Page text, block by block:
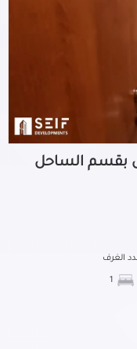
للبيع كاش بقسم الساحل
الغرف